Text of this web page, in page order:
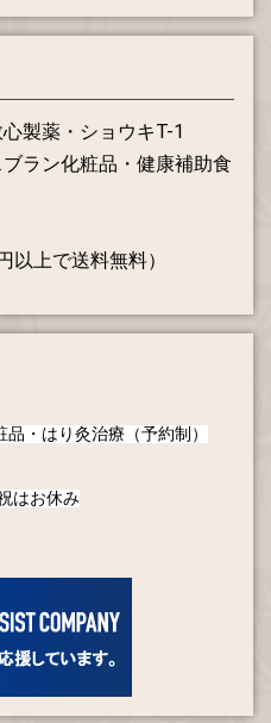
製薬・ショウキT-1
ラン化粧品・健康補助食
以上で送料無料）
・はり灸治療（予約制）
はお休み